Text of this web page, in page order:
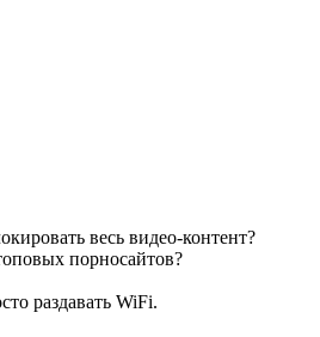
весь видео-контент?
порносайтов?
раздавать WiFi.